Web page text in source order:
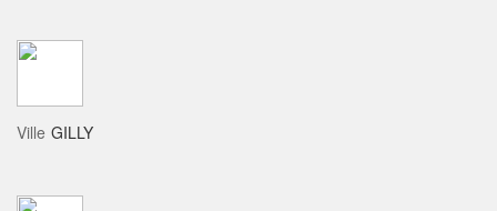
Ville GILLY